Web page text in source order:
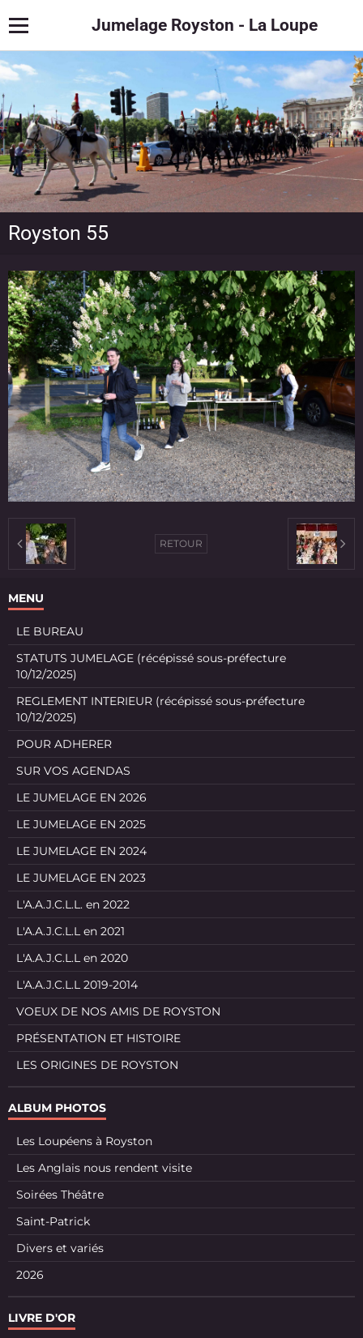
Jumelage Royston - La Loupe
Royston 55
RETOUR
MENU
LE BUREAU
STATUTS JUMELAGE (récépissé sous-préfecture
10/12/2025)
REGLEMENT INTERIEUR (récépissé sous-préfecture
10/12/2025)
POUR ADHERER
SUR VOS AGENDAS
LE JUMELAGE EN 2026
LE JUMELAGE EN 2025
LE JUMELAGE EN 2024
LE JUMELAGE EN 2023
L'A.A.J.C.L.L. en 2022
L'A.A.J.C.L.L en 2021
L'A.A.J.C.L.L en 2020
L'A.A.J.C.L.L 2019-2014
VOEUX DE NOS AMIS DE ROYSTON
PRÉSENTATION ET HISTOIRE
LES ORIGINES DE ROYSTON
ALBUM PHOTOS
Les Loupéens à Royston
Les Anglais nous rendent visite
Soirées Théâtre
Saint-Patrick
Divers et variés
2026
LIVRE D'OR